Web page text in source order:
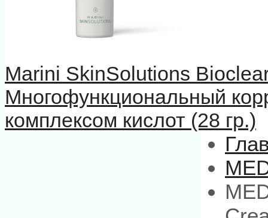
Marini SkinSolutions
Многофункциональный
комплексом кислот (28 гр.)